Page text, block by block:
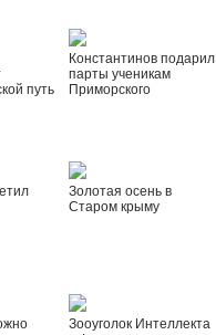
путь
Константинов подарил
парты ученикам
Приморского
Золотая осень в
Старом крыму
Зооуголок Интеллекта